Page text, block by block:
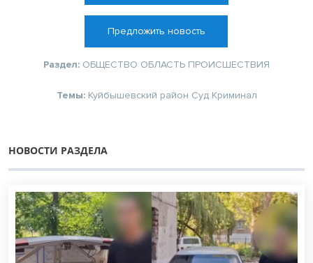
Предложить новость
Раздел: ОБЩЕСТВО ОБЛАСТЬ ПРОИСШЕСТВИЯ
Темы: Куйбышевский район Суд Криминал
НОВОСТИ РАЗДЕЛА